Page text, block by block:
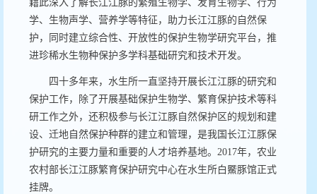
籍此深入了解长江江豚的繁殖生物学、发育生物学、行为
学、生物声学、营养学等特征，助力长江江豚的自然保
护，同时建立综合性、开放性的保护生物学研究平台，推
进珍稀水生物种保护多学科基础研究和技术开发。
四十多年来，水生所一直坚持开展长江江豚的研究和
保护工作，除了开展基础保护生物学、繁育保护技术等科
研工作之外，还积极参与长江江豚自然保护区的规划和建
设、迁地自然保护种群的建立和管理，是我国长江江豚保
护研究的主要力量和重要的人才培养基地。 2017年，农业
农村部长江江豚繁育保护研究中心在水生所白鱀豚馆正式
挂牌。